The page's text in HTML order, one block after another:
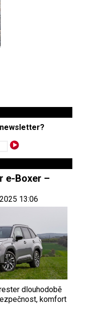
e-Boxer –
13:06
dlouhodobě
komfort